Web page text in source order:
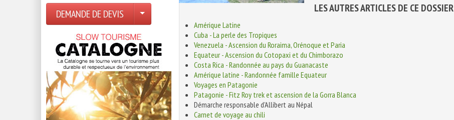
DEMANDE DE DEVIS LES AUTRES ARTICLES DE CE DOSSIER
Amérique Latine
Cuba - La perle des Tropiques
Venezuela - Ascension du Roraima, Orénoque et Paria
Equateur - Ascension du Cotopaxi et du Chimborazo
Costa Rica - Randonnée au pays du Guanacaste
Amérique latine - Randonnée famille Equateur
Voyages en Patagonie
Patagonie - Fitz Roy trek et ascension de la Gorra Blanca
Démarche responsable d'Allibert au Népal
Carnet de voyage au chili